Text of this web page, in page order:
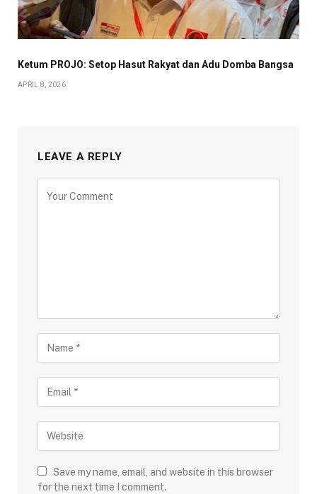
Ketum PROJO: Setop Hasut Rakyat dan Adu Domba Bangsa
APRIL 8, 2026
LEAVE A REPLY
Save my name, email, and website in this browser
for the next time I comment.